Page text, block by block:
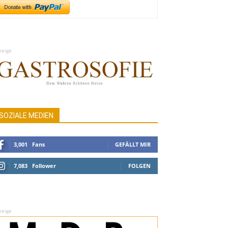
MEDIEN
3,001 Fans GEFÄLLT MIR
7,083 Follower FOLGEN